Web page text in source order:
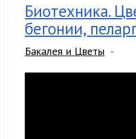
Биотехника.
бегонии,
Бакалея и Цветы